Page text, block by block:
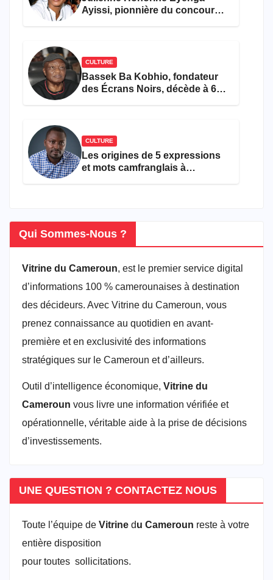
Ayissi, pionnière du concours
CULTURE
Bassek Ba Kobhio, fondateur
des Écrans Noirs, décède à 69
CULTURE
Les origines de 5 expressions
et mots camfranglais à
Qui Sommes-Nous ?
Vitrine du Cameroun, est le premier service digital
d’informations 100 % camerounaises à destination
des décideurs. Avec Vitrine du Cameroun, vous
prenez connaissance au quotidien en avant-
première et en exclusivité des informations
stratégiques sur le Cameroun et d’ailleurs.
Outil d’intelligence économique, Vitrine du
Cameroun vous livre une information vérifiée et
opérationnelle, véritable aide à la prise de décisions
d’investissements.
UNE QUESTION ? CONTACTEZ NOUS
Toute l’équipe de Vitrine du Cameroun reste à votre
entière disposition
pour toutes sollicitations.